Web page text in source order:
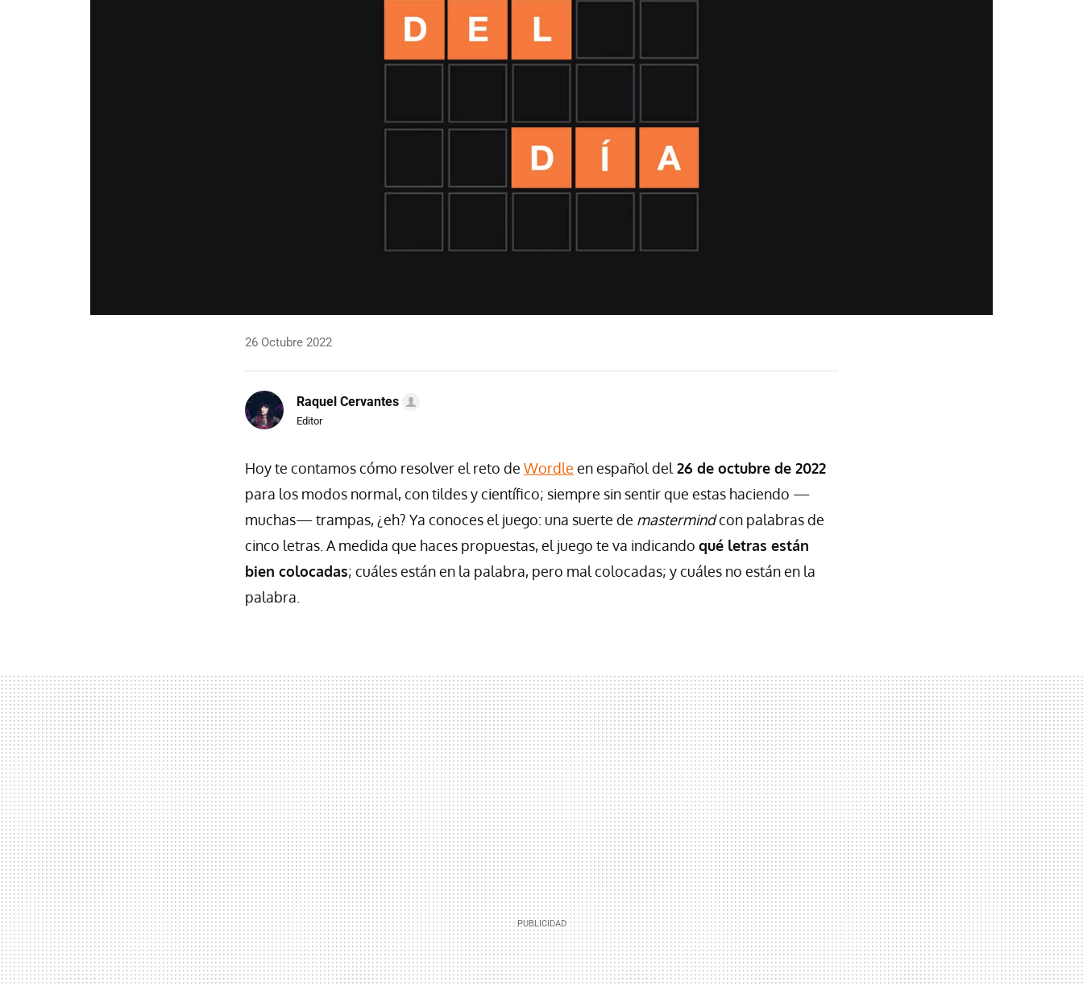
26 Octubre 2022
Raquel Cervantes
Editor
Hoy te contamos cómo resolver el reto de Wordle en español del 26 de octubre de 2022
para los modos normal, con tildes y científico; siempre sin sentir que estas haciendo —
muchas— trampas, ¿eh? Ya conoces el juego: una suerte de mastermindcon palabras de
cinco letras. A medida que haces propuestas, el juego te va indicando qué letras están
bien colocadas; cuáles están en la palabra, pero mal colocadas; y cuáles no están en la
palabra.